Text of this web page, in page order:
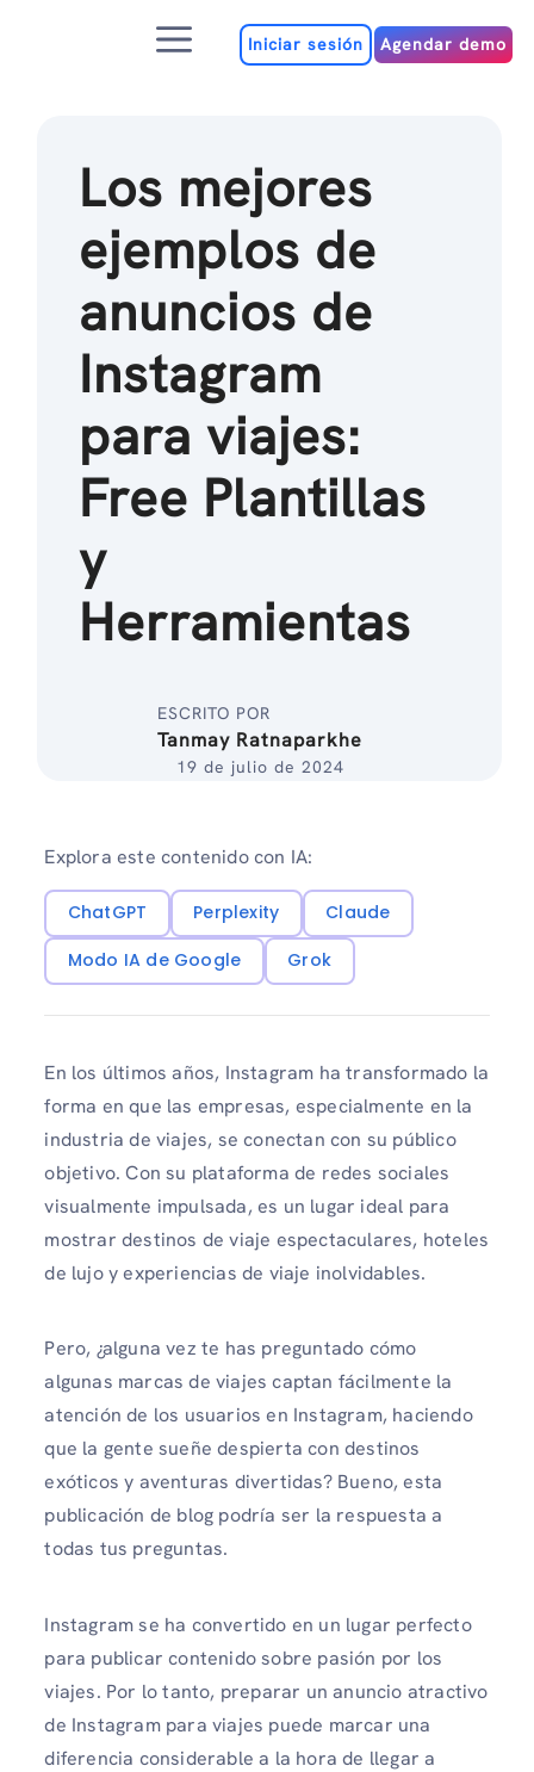
MenúIniciar sesión Agendar demo
Los mejores
ejemplos de
anuncios de
Instagram
para viajes:
Free Plantillas
y
Herramientas
ESCRITO POR
Tanmay Ratnaparkhe
19 de julio de 2024
Explora este contenido con IA:
ChatGPT Perplexity
Claude
Modo IA de Google
Grok
En los últimos años, Instagram ha transformado la
forma en que las empresas, especialmente en la
industria de viajes, se conectan con su público
objetivo. Con su plataforma de redes sociales
visualmente impulsada, es un lugar ideal para
mostrar destinos de viaje espectaculares, hoteles
de lujo y experiencias de viaje inolvidables.
Pero, ¿alguna vez te has preguntado cómo
algunas marcas de viajes captan fácilmente la
atención de los usuarios en Instagram, haciendo
que la gente sueñe despierta con destinos
exóticos y aventuras divertidas? Bueno, esta
publicación de blog podría ser la respuesta a
todas tus preguntas.
Instagram se ha convertido en un lugar perfecto
para publicar contenido sobre pasión por los
viajes. Por lo tanto, preparar un anuncio atractivo
de Instagram para viajes puede marcar una
diferencia considerable a la hora de llegar a